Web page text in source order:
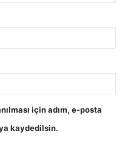
için adım, e-posta
kaydedilsin.